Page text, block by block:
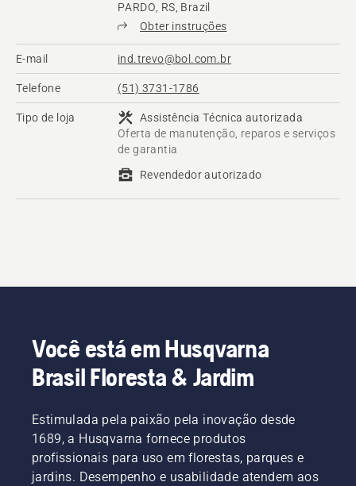
PARDO, RS, Brazil
Obter instruções
E-mail ind.trevo@bol.com.br
Telefone (51) 3731-1786
Tipo de loja
Assistência Técnica autorizada
Oferta de manutenção, reparos e serviços
de garantia
Revendedor autorizado
Você está em Husqvarna
Brasil Floresta & Jardim
Estimulada pela paixão pela inovação desde
1689, a Husqvarna fornece produtos
profissionais para uso em florestas, parques e
jardins. Desempenho e usabilidade atendem aos